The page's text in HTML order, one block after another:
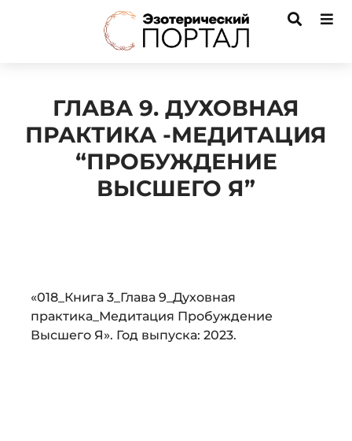
ГЛАВА 9. ДУХОВНАЯ
ПРАКТИКА -МЕДИТАЦИЯ
“ПРОБУЖДЕНИЕ
ВЫСШЕГО Я”
Audio
Player
«018_Книга 3_Глава 9_Духовная
практика_Медитация Пробуждение
Высшего Я». Год выпуска: 2023.